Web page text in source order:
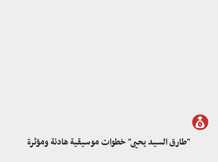
"طارق السيد يحيى" خطوات موسيقية هادئة ومؤثرة